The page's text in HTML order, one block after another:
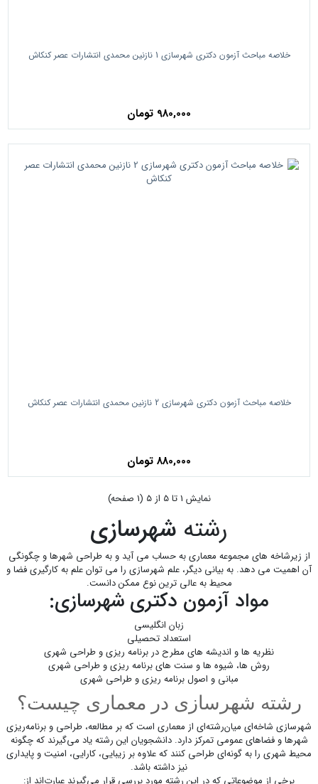
خلاصه مباحث آزمون دکتری شهرسازی 1 نازنین محمدی انتشارات عصر کنکاش
980,000 تومان
خلاصه مباحث آزمون دکتری شهرسازی 2 نازنین محمدی انتشارات عصر کنکاش
880,000 تومان
نمايش 1 تا 5 از 5 (1 صفحه)
رشته شهرسازی
از زیرشاخه های مجموعه معماری به حساب می آید و به طراحی شهرها و چگونگی
آن اهمیت می دهد. به بیانی دیگر، علم شهرسازی را می توان علم به کارگیری فضا و
محیط به عالی ترین نوع ممکن دانست.
مواد آزمون دکتری شهرسازی:
زبان انگلیسی
استعداد تحصیلی
نظریه ها و اندیشه های مطرح در برنامه ریزی و طراحی شهری
روش ها، شیوه ها و سنت های برنامه ریزی و طراحی شهری
مبانی و اصول برنامه ریزی و طراحی شهری
رشته شهرسازی در معماری چیست؟
شهرسازی شاخه‌ای میان‌رشته‌ای از معماری است که بر مطالعه، طراحی و برنامه‌ریزی
شهرها و فضاهای عمومی تمرکز دارد. دانشجویان این رشته یاد می‌گیرند که چگونه
محیط شهری را به گونه‌ای طراحی کنند که علاوه بر زیبایی، کارایی، امنیت و پایداری
نیز داشته باشد.